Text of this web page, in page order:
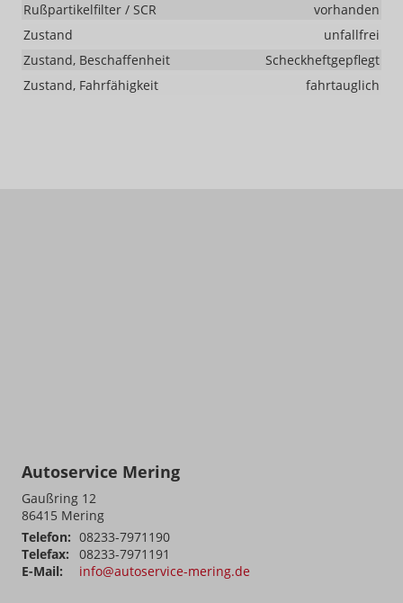
Rußpartikelfilter / SCR
vorhanden
Zustand
unfallfrei
Zustand, Beschaffenheit
Scheckheftgepflegt
Zustand, Fahrfähigkeit
fahrtauglich
Autoservice Mering
Gaußring 12
86415 Mering
Telefon: 08233-7971190
Telefax:
08233-7971191
E-Mail:
info@autoservice-mering.de